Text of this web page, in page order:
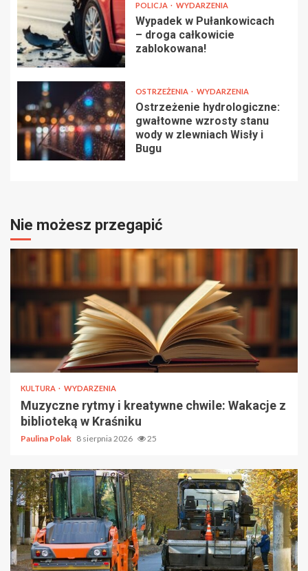
POLICJA WYDARZENIA
Wypadek w Pułankowicach
– droga całkowicie
zablokowana!
OSTRZEŻENIA WYDARZENIA
Ostrzeżenie hydrologiczne:
gwałtowne wzrosty stanu
wody w zlewniach Wisły i
Bugu
Nie możesz przegapić
KULTURA WYDARZENIA
Muzyczne rytmy i kreatywne chwile: Wakacje z
biblioteką w Kraśniku
Paulina Polak 8 sierpnia 2026 25